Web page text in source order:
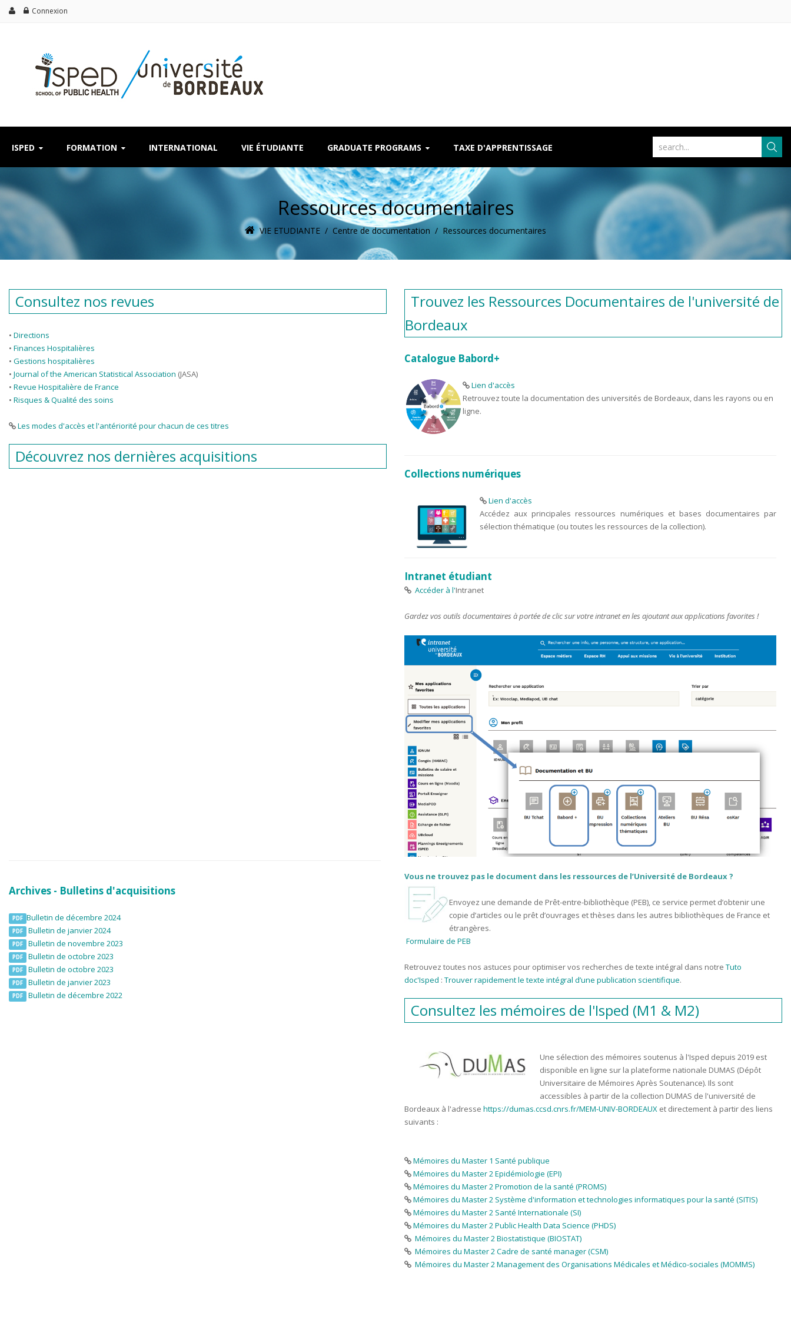
Connexion
ISPED FORMATION INTERNATIONAL VIE ÉTUDIANTE GRADUATE PROGRAMS TAXE D'APPRENTISSAGE
Ressources documentaires
VIE ETUDIANTE / Centre de documentation / Ressources documentaires
Consultez nos revues
• Directions
• Finances Hospitalières
• Gestions hospitalières
• Journal of the American Statistical Association (JASA)
• Revue Hospitalière de France
• Risques & Qualité des soins
Les modes d'accès et l'antériorité pour chacun de ces titres
Découvrez nos dernières acquisitions
Archives - Bulletins d'acquisitions
PDF Bulletin de décembre 2024
PDF Bulletin de janvier 2024
PDF Bulletin de novembre 2023
PDF Bulletin de octobre 2023
PDF Bulletin de octobre 2023
PDF Bulletin de janvier 2023
PDF Bulletin de décembre 2022
Trouvez les Ressources Documentaires de l'université de
Bordeaux
Catalogue Babord+
Lien d'accès
Retrouvez toute la documentation des universités de Bordeaux, dans les rayons ou en
ligne.
Collections numériques
Lien d'accès
Accédez aux principales ressources numériques et bases documentaires par
sélection thématique (ou toutes les ressources de la collection).
Intranet étudiant
Accéder à l'Intranet
Gardez vos outils documentaires à portée de clic sur votre intranet en les ajoutant aux applications favorites !
Vous ne trouvez pas le document dans les ressources de l’Université de Bordeaux ?
Envoyez une demande de Prêt-entre-bibliothèque (PEB), ce service permet d’obtenir une
copie d’articles ou le prêt d’ouvrages et thèses dans les autres bibliothèques de France et
étrangères.
Formulaire de PEB
Retrouvez toutes nos astuces pour optimiser vos recherches de texte intégral dans notre Tuto
doc'Isped : Trouver rapidement le texte intégral d’une publication scientifique.
Consultez les mémoires de l'Isped (M1 & M2)
Une sélection des mémoires soutenus à l'Isped depuis 2019 est
disponible en ligne sur la plateforme nationale DUMAS (Dépôt
Universitaire de Mémoires Après Soutenance). Ils sont
accessibles à partir de la collection DUMAS de l'université de
Bordeaux à l'adresse https://dumas.ccsd.cnrs.fr/MEM-UNIV-BORDEAUX et directement à partir des liens
suivants :
Mémoires du Master 1 Santé publique
Mémoires du Master 2 Epidémiologie (EPI)
Mémoires du Master 2 Promotion de la santé (PROMS)
Mémoires du Master 2 Système d'information et technologies informatiques pour la santé (SITIS)
Mémoires du Master 2 Santé Internationale (SI)
Mémoires du Master 2 Public Health Data Science (PHDS)
Mémoires du Master 2 Biostatistique (BIOSTAT)
Mémoires du Master 2 Cadre de santé manager (CSM)
Mémoires du Master 2 Management des Organisations Médicales et Médico-sociales (MOMMS)